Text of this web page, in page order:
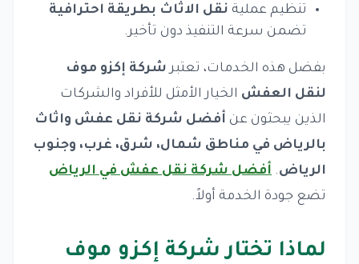
تنظيم عملية نقل الاثاث بطريقة احترافية
تضمن سرعة التنفيذ دون تأخير.
بفضل هذه الخدمات، تعتبرشركة إكزو موف
لنقل العفش الخيار الأمثل للأفراد والشركات
الذين يبحثون عن أفضل شركة نقل عفش واثاث
بالرياض في مناطق شمال، شرق، غرب، وجنوب
الرياض. أفضل شركة نقل عفش في الرياض
تضع جودة الخدمة أولاً.
لماذا تختار شركة إكزو موف